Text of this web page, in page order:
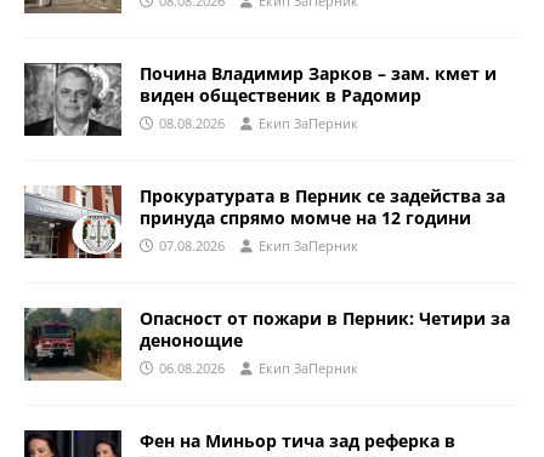
Почина Владимир Зарков – зам. кмет и
виден общественик в Радомир
08.08.2026 Eкип ЗаПерник
Прокуратурата в Перник се задейства за
принуда спрямо момче на 12 години
07.08.2026 Eкип ЗаПерник
Опасност от пожари в Перник: Четири за
денонощие
06.08.2026 Eкип ЗаПерник
Фен на Миньор тича зад реферка в